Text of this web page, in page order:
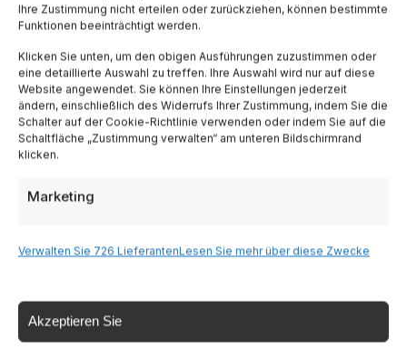
Ihre Zustimmung nicht erteilen oder zurückziehen, können bestimmte
Funktionen beeinträchtigt werden.
Klicken Sie unten, um den obigen Ausführungen zuzustimmen oder
eine detaillierte Auswahl zu treffen. Ihre Auswahl wird nur auf diese
Website angewendet. Sie können Ihre Einstellungen jederzeit
ändern, einschließlich des Widerrufs Ihrer Zustimmung, indem Sie die
Schalter auf der Cookie-Richtlinie verwenden oder indem Sie auf die
Schaltfläche „Zustimmung verwalten“ am unteren Bildschirmrand
klicken.
Marketing
Verwalten Sie 726 LieferantenLesen Sie mehr über diese Zwecke
Akzeptieren Sie
Tags: Ciambellone allo yogurt ,
Ciambellone senza burro , Colazione sana e golosa ,
Conservazione dolci
Merenda per bambini , Ricetta ciambellone soffice
Varianti ciambellone